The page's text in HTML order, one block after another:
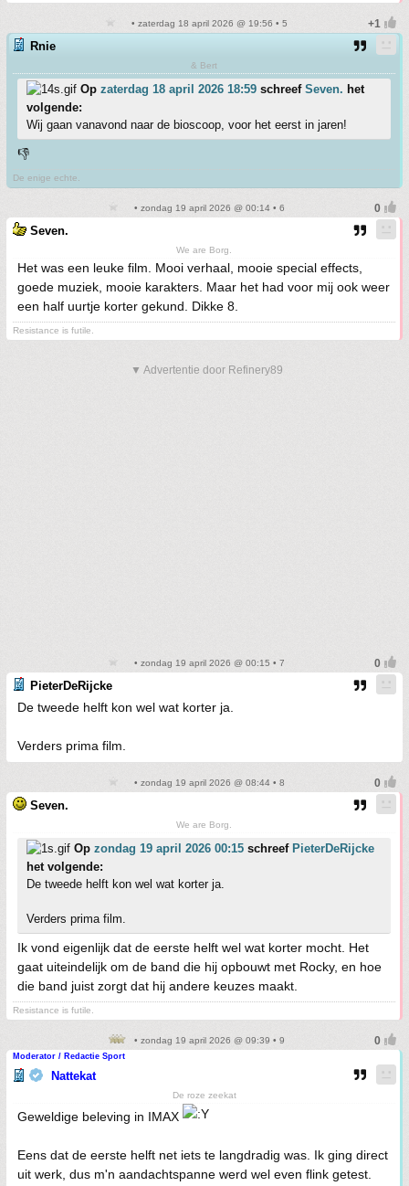
• zaterdag 18 april 2026 @ 19:56 • 5
Rnie
& Bert
Op zaterdag 18 april 2026 18:59 schreef Seven. het
volgende:
Wij gaan vanavond naar de bioscoop, voor het eerst in jaren!
👎
De enige echte.
• zondag 19 april 2026 @ 00:14 • 6
Seven.
We are Borg.
Het was een leuke film. Mooi verhaal, mooie special effects,
goede muziek, mooie karakters. Maar het had voor mij ook weer
een half uurtje korter gekund. Dikke 8.
Resistance is futile.
▼ Advertentie door Refinery89
• zondag 19 april 2026 @ 00:15 • 7
PieterDeRijcke
De tweede helft kon wel wat korter ja.
Verders prima film.
• zondag 19 april 2026 @ 08:44 • 8
Seven.
We are Borg.
Op zondag 19 april 2026 00:15 schreef PieterDeRijcke
het volgende:
De tweede helft kon wel wat korter ja.
Verders prima film.
Ik vond eigenlijk dat de eerste helft wel wat korter mocht. Het
gaat uiteindelijk om de band die hij opbouwt met Rocky, en hoe
die band juist zorgt dat hij andere keuzes maakt.
Resistance is futile.
• zondag 19 april 2026 @ 09:39 • 9
Moderator / Redactie Sport
Nattekat
De roze zeekat
Geweldige beleving in IMAX
Eens dat de eerste helft net iets te langdradig was. Ik ging direct
uit werk, dus m'n aandachtspanne werd wel even flink getest.